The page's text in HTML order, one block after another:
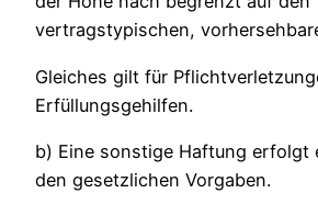
vertragstypischen,
Gleiches gilt für
Erfüllungsgehilfen.
b) Eine sonstige Haftung erfolgt
den gesetzlichen Vorgaben.